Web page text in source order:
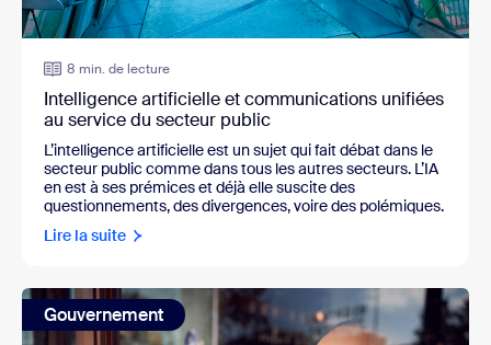
8 min. de lecture
Intelligence artificielle et communications unifiées
au service du secteur public
L’intelligence artificielle est un sujet qui fait débat dans le
secteur public comme dans tous les autres secteurs. L’IA
en est à ses prémices et déjà elle suscite des
questionnements, des divergences, voire des polémiques.
Lire la suite
Gouvernement